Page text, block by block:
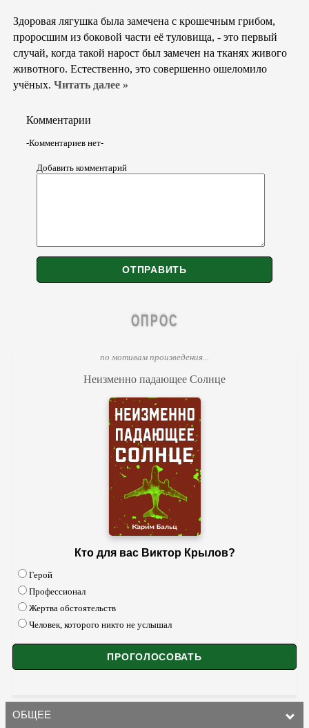
Здоровая лягушка была замечена с крошечным грибом,
проросшим из боковой части её туловища, - это первый
случай, когда такой нарост был замечен на тканях живого
животного. Естественно, это совершенно ошеломило
учёных. Читать далее »
Комментарии
-Комментариев нет-
Добавить комментарий
ОПРОС
по мотивам произведения...
Неизменно падающее Солнце
Кто для вас Виктор Крылов?
Герой
Профессионал
Жертва обстоятельств
Человек, которого никто не услышал
ОБЩЕЕ